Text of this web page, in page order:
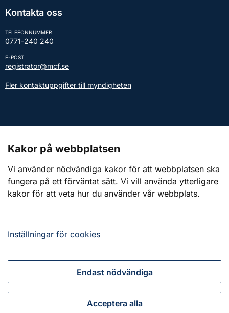
Kontakta oss
TELEFONNUMMER
0771-240 240
E-POST
registrator@mcf.se
Fler kontaktuppgifter till myndigheten
Webbplatsen
Om webbplatsen
Kakor på webbplatsen
Vi använder nödvändiga kakor för att webbplatsen ska
fungera på ett förväntat sätt. Vi vill använda ytterligare
kakor för att veta hur du använder vår webbplats.
Inställningar för cookies
Endast nödvändiga
Acceptera alla